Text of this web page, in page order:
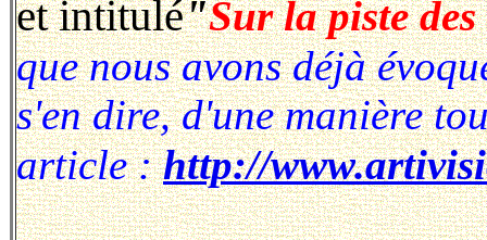
et intitulé"Sur la piste
que nous avons déjà
s'en dire, d'une manière
article :http://